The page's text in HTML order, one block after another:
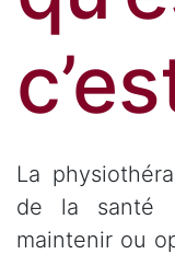
La
de la santé
maintenir ou